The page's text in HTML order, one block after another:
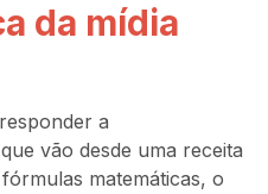
da mídia
a
vão desde uma receita
matemáticas, o